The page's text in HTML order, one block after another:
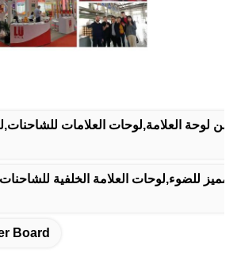
من لوحة العلامة,لوحات العلامات
للضوء,لوحات العلامة الخلفية للشاحنات
Board